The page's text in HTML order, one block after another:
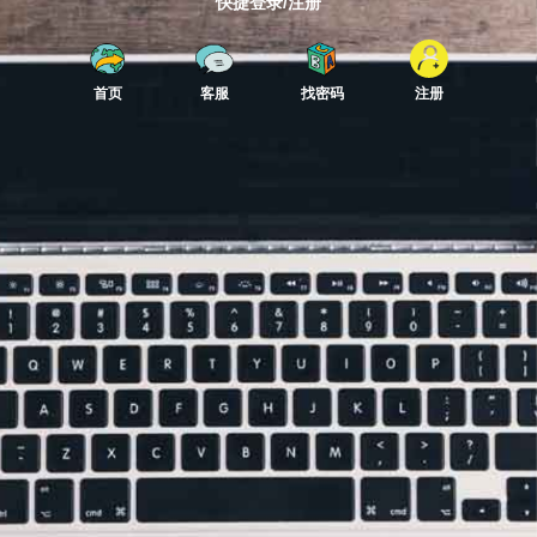
首页 客服 找密码 注册